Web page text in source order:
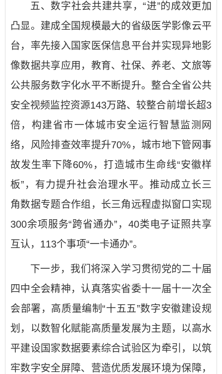
五、数字社会共建共享，“进”的成效更加
凸显。建成全国规模最大的省级医学影像云平
台，率先接入国家医保信息平台并实现异地影
像数据共享应用，教育、社保、养老、文旅等
公共服务数字化水平不断提升。整合全省公共
安全视频监控资源143万路、较整合前增长超3
倍，构建省市一体城市安全运行智慧监测网
络，风险排查效率提升70%，城市地下管网事
故发生率下降60%，打造城市生命线“安徽样
板”，有力提升社会治理水平。推动成立长三
角数据专题合作组，长三角远程虚拟窗口实现
300余项服务“跨省通办”，40类电子证照共享
互认，113个事项“一卡通办”。
下一步，我们将深入学习贯彻党的二十届
四中全会精神，认真落实省委十一届十一次全
会部署，高质量编制“十五五”数字安徽建设规
划，以数智化赋能高质量发展为主题，以高水
平建设国家数据要素综合试验区为牵引，以筑
牢数字安全屏障、营造优质发展环境为保障，